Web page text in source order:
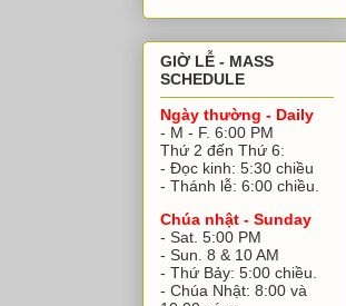
GIỜ LỄ - MASS
SCHEDULE
Ngày thường - Daily
- M - F. 6:00 PM
Thứ 2 đến Thứ 6:
- Đọc kinh: 5:30 chiều
- Thánh lễ: 6:00 chiều.
Chúa nhật - Sunday
- Sat. 5:00 PM
- Sun. 8 & 10 AM
- Thứ Bảy: 5:00 chiều.
- Chúa Nhật: 8:00 và